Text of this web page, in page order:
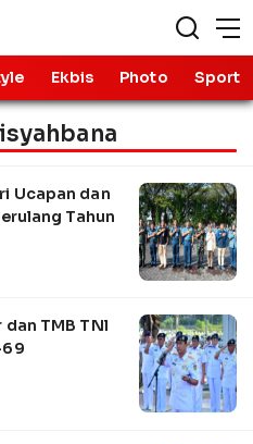
Ekbis Photo Sport
Ucapan dan
Tahun
dan TMB TNl
69